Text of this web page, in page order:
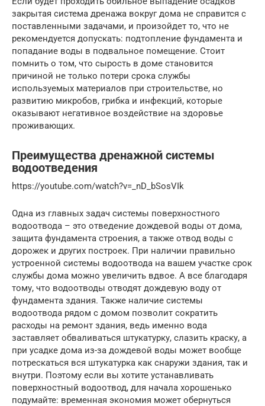
закрытая система дренажа вокруг дома не справится с
поставленными задачами, и произойдет то, что не
рекомендуется допускать: подтопление фундамента и
попадание воды в подвальное помещение. Стоит
помнить о том, что сырость в доме становится
причиной не только потери срока службы
используемых материалов при строительстве, но
развитию микробов, грибка и инфекций, которые
оказывают негативное воздействие на здоровье
проживающих.
Преимущества дренажной системы
водоотведения
https://youtube.com/watch?v=_nD_bSosVIk
Одна из главных задач системы поверхностного
водоотвода – это отведение дождевой воды от дома,
защита фундамента строения, а также отвод воды с
дорожек и других построек. При наличии правильно
устроенной системы водоотвода на вашем участке срок
службы дома можно увеличить вдвое. А все благодаря
тому, что водоотводы отводят дождевую воду от
фундамента здания. Также наличие системы
водоотвода рядом с домом позволит сократить
расходы на ремонт здания, ведь именно вода
заставляет обваливаться штукатурку, слазить краску, а
при усадке дома из-за дождевой воды может вообще
потрескаться вся штукатурка как снаружи здания, так и
внутри. Поэтому если вы хотите устанавливать
поверхностный водоотвод, для начала хорошенько
подумайте: временная экономия может обернуться